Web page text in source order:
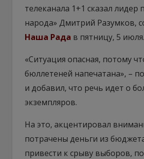
телеканала 1+1 сказал лидер
народа» Дмитрий Разумков,
Наша Рада в пятницу, 5 июля.
«Ситуация опасная, потому
бюллетеней напечатана», –
и добавил, что речь идет о
экземпляров.
На это, акцентировал
потрачены деньги из
привести к срыву выборов,